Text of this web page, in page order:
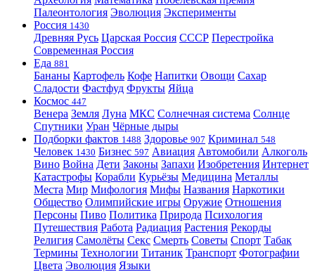
Палеонтология Эволюция Эксперименты
Россия 1430
Древняя Русь Царская Россия СССР Перестройка
Современная Россия
Еда 881
Бананы Картофель Кофе Напитки Овощи Сахар
Сладости Фастфуд Фрукты Яйца
Космос 447
Венера Земля Луна МКС Солнечная система Солнце
Спутники Уран Чёрные дыры
Подборки фактов 1488 Здоровье 907 Криминал 548
Человек 1430 Бизнес 597 Авиация Автомобили Алкоголь
Вино Война Дети Законы Запахи Изобретения Интернет
Катастрофы Корабли Курьёзы Медицина Металлы
Места Мир Мифология Мифы Названия Наркотики
Общество Олимпийские игры Оружие Отношения
Персоны Пиво Политика Природа Психология
Путешествия Работа Радиация Растения Рекорды
Религия Самолёты Секс Смерть Советы Спорт Табак
Термины Технологии Титаник Транспорт Фотографии
Цвета Эволюция Языки